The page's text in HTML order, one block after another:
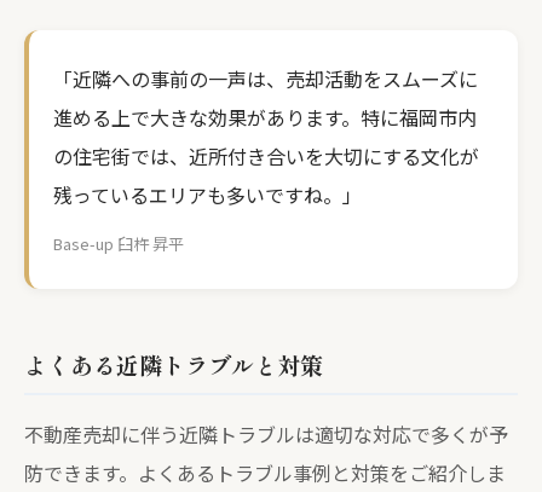
「近隣への事前の一声は、売却活動をスムーズに
進める上で大きな効果があります。特に福岡市内
の住宅街では、近所付き合いを大切にする文化が
残っているエリアも多いですね。」
Base-up 臼杵 昇平
よくある近隣トラブルと対策
不動産売却に伴う近隣トラブルは適切な対応で多くが予
防できます。よくあるトラブル事例と対策をご紹介しま